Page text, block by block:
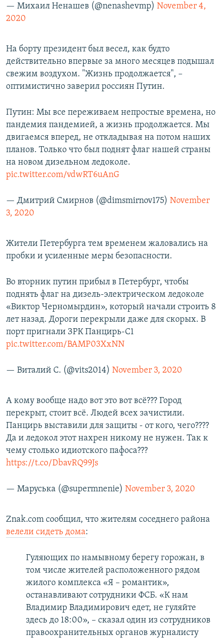
— Михаил Ненашев (@nenashevmp) November 4,
2020
На борту президент был весел, как будто
действительно впервые за много месяцев подышал
свежим воздухом. "Жизнь продолжается", –
оптимистично заверил россиян Путин.
Путин: Мы все переживаем непростые времена, но
пандемия пандемией, а жизнь продолжается. Мы
двигаемся вперед, не откладывая на потом наших
планов. Только что был поднят флаг нашей страны
на новом дизельном ледоколе.
pic.twitter.com/vdwRT6uAnG
— Дмитрий Смирнов (@dimsmirnov175) November
3, 2020
Жители Петербурга тем временем жаловались на
пробки и усиленные меры безопасности.
Во вторник путин прибыл в Петербург, чтобы
поднять флаг на дизель-электрическом ледоколе
«Виктор Черномырдин», который начали строить 8
лет назад. Дороги перекрыли даже для скорых. В
порт пригнали ЗРК Панцирь-С1
pic.twitter.com/BAMP03XxNN
— Виталий С. (@vits2014) November 3, 2020
А кому вообще надо вот это вот всё??? Город
перекрыт, стоит всё. Людей всех зачистили.
Панцирь выставили для защиты - от кого, чего????
Да и ледокол этот нахрен никому не нужен. Так к
чему столько идиотского пафоса???
https://t.co/DbavRQ99Js
— Маруська (@supermnenie) November 3, 2020
Znak.com сообщил, что жителям соседнего района
велели сидеть дома:
Гуляющих по намывному берегу горожан, в
том числе жителей расположенного рядом
жилого комплекса «Я – романтик»,
останавливают сотрудники ФСБ. «К нам
Владимир Владимирович едет, не гуляйте
здесь до 18:00», – сказал один из сотрудников
правоохранительных органов журналисту